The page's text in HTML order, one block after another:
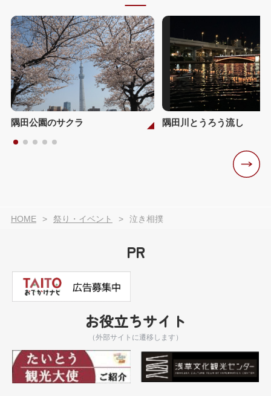
隅田公園のサクラ 隅田川とうろう流し
HOME 祭り・イベント 泣き相撲
PR
お役立ちサイト
（外部サイトに遷移します）